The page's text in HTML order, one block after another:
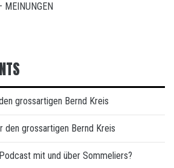
MEINUNGEN
grossartigen Bernd Kreis
den grossartigen Bernd Kreis
mit und über Sommeliers?